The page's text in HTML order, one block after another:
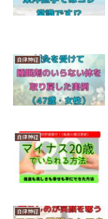
自律神経
自律神経
自律神経